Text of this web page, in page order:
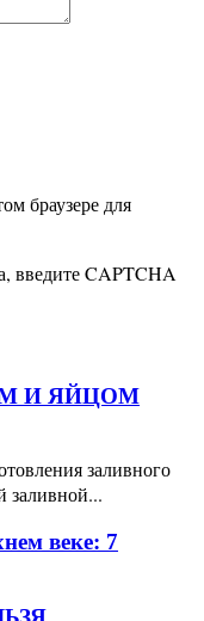
браузере для
введите CAPTCHA
И ЯЙЦОМ
заливного
заливной...
веке: 7